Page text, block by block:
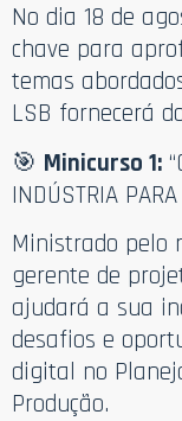
No dia 18 de
chave para
temas
LSB fornecerá
🎯 Minicurso 1:
INDÚSTRIA
Ministrado pelo
gerente de
ajudará a sua
desafios e
digital no
Produção.